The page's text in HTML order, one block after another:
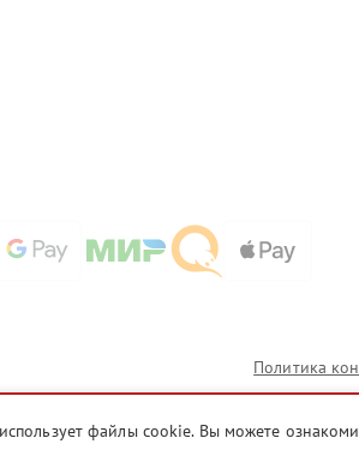
Политика
в отношении которых сервисные центры chl.fixim-
их официальными представителями.
файлы cookie. Вы можете